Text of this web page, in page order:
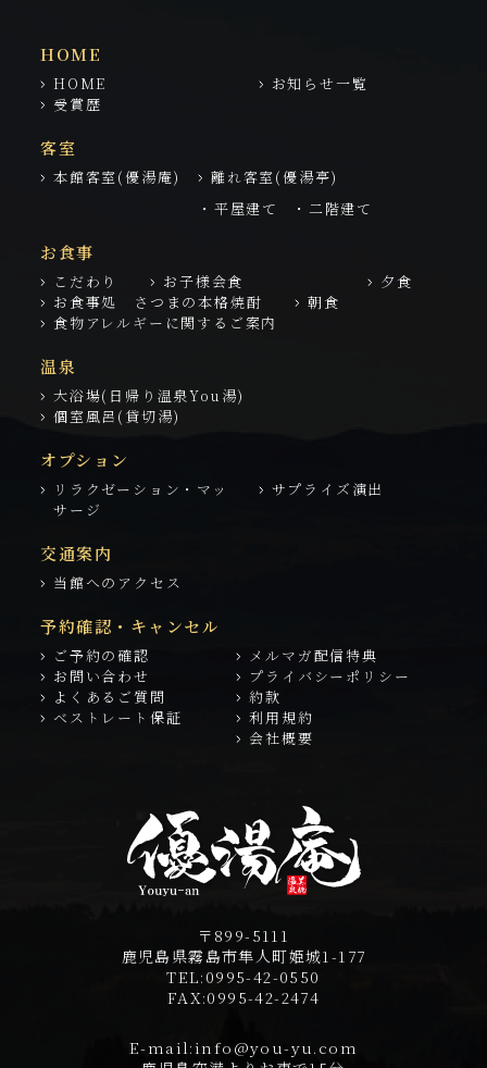
HOME
HOME
お知らせ一覧
受賞歴
客室
本館客室(優湯庵)
離れ客室(優湯亭)
・平屋建て
・二階建て
お食事
こだわり お子様会食
夕食
お食事処 さつまの本格焼酎
朝食
食物アレルギーに関するご案内
温泉
大浴場(日帰り温泉You湯)
個室風呂(貸切湯)
オプション
リラクゼーション・マッ
サージ
サプライズ演出
交通案内
当館へのアクセス
予約確認・キャンセル
ご予約の確認
メルマガ配信特典
お問い合わせ
プライバシーポリシー
よくあるご質問
約款
ベストレート保証
利用規約
会社概要
〒899-5111
鹿児島県霧島市隼人町姫城1-177
TEL: 0995-42-0550
FAX:0995-42-2474
E-mail:info@you-yu.com